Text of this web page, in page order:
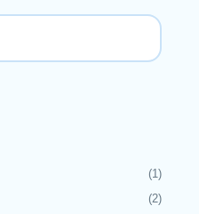
(1)
(2)